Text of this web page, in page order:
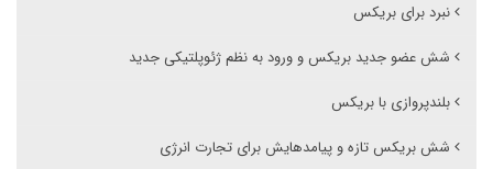
نبرد برای بریکس
شش عضو جدید بریکس و ورود به نظم ژئوپلتیکی جدید
بلندپروازی با بریکس
شش بریکس تازه و پیامدهایش برای تجارت انرژی